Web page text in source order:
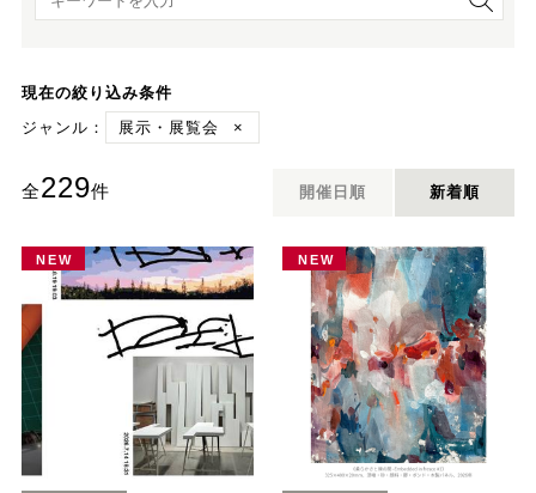
現在の絞り込み条件
ジャンル：
展示・展覧会 ×
全229件 開催日順 新着順
NEW NEW